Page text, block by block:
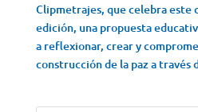
Clipmetrajes, que celebra este
edición, una propuesta
a reflexionar, crear y
construcción de la paz a través